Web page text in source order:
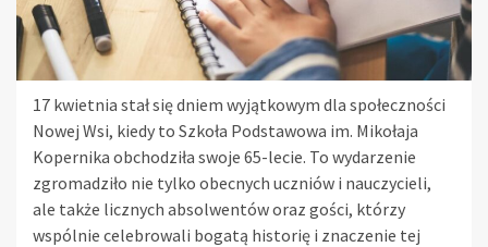
17 kwietnia stał się dniem wyjątkowym dla społeczności
Nowej Wsi, kiedy to Szkoła Podstawowa im. Mikołaja
Kopernika obchodziła swoje 65-lecie. To wydarzenie
zgromadziło nie tylko obecnych uczniów i nauczycieli,
ale także licznych absolwentów oraz gości, którzy
wspólnie celebrowali bogatą historię i znaczenie tej